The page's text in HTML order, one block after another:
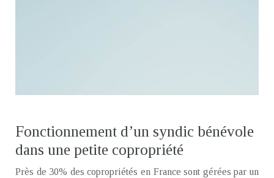
Fonctionnement d’un syndic bénévole
dans une petite copropriété
Près de 30% des copropriétés en France sont gérées par un